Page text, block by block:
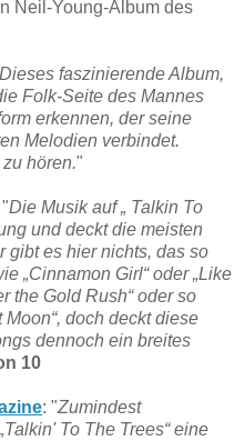
Neil-Young-Album des
Dieses faszinierende Album,
Folk-Seite des Mannes
erkennen, der seine
Melodien verbindet.
hören."
Die Musik auf „ Talkin To
und deckt die meisten
gibt es hier nichts, das so
„Cinnamon Girl“ oder „Like
the Gold Rush“ oder so
doch deckt diese
dennoch ein breites
10
: "Zumindest
To The Trees“ eine